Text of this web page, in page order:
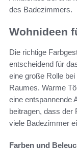
des Badezimmers.
Wohnideen
Die richtige
entscheidend für
eine große Rolle
Raumes. Warme
eine entspannende
beitragen, dass der
viele Badezimmer
Farben und